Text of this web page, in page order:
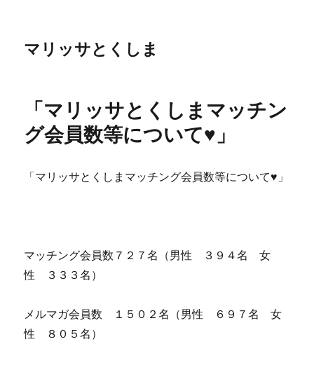
マリッサとくしま
「マリッサとくしまマッチン
グ会員数等について♥」
「マリッサとくしまマッチング会員数等について♥」
マッチング会員数７２７名（男性 ３９４名 女
性 ３３３名）
メルマガ会員数 １５０２名（男性 ６９７名 女
性 ８０５名）